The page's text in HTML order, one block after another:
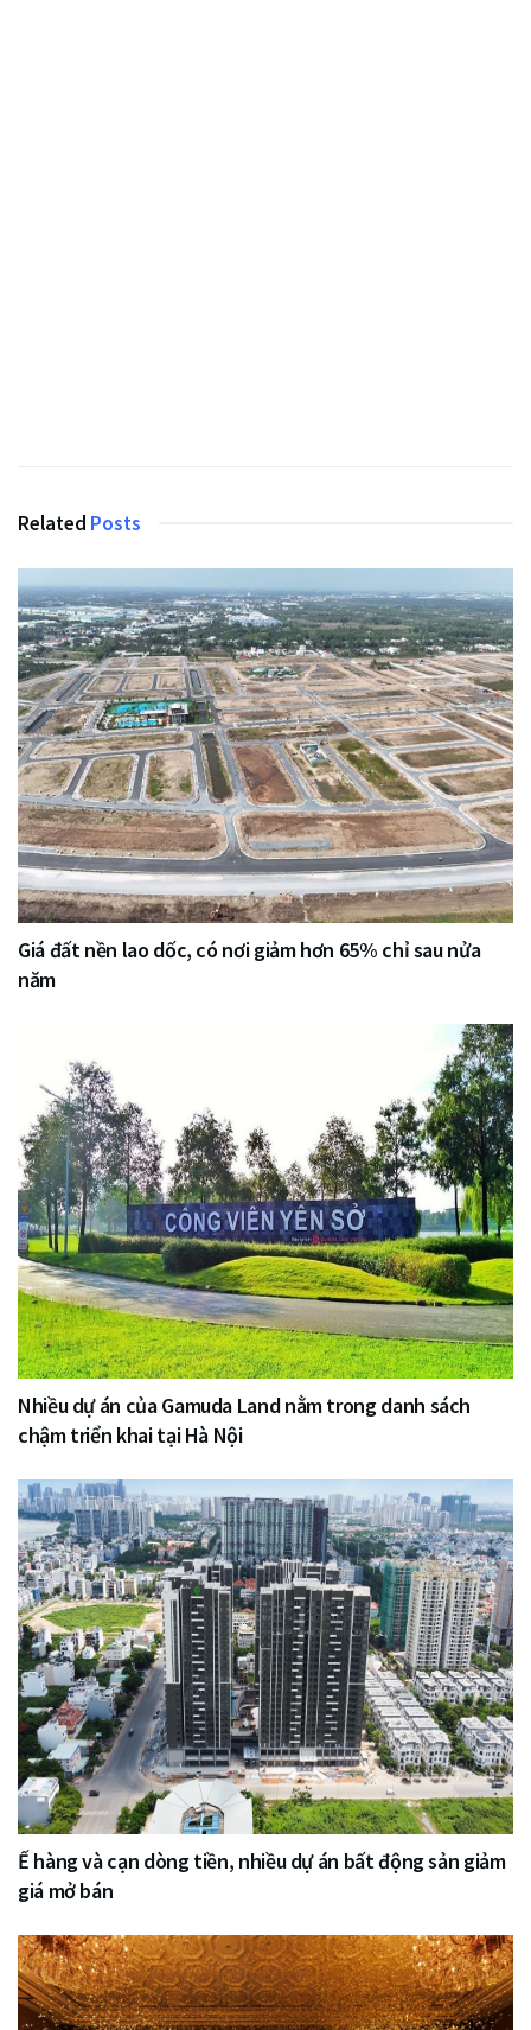
Related Posts
Giá đất nền lao dốc, có nơi giảm hơn 65% chỉ sau nửa
năm
Nhiều dự án của Gamuda Land nằm trong danh sách
chậm triển khai tại Hà Nội
Ế hàng và cạn dòng tiền, nhiều dự án bất động sản giảm
giá mở bán